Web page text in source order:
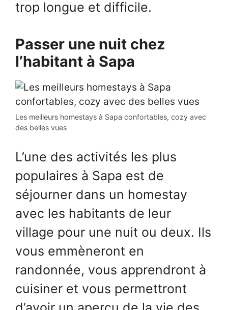
trop longue et difficile.
Passer une nuit chez
l’habitant à Sapa
Les meilleurs homestays à Sapa confortables, cozy avec
des belles vues
L’une des activités les plus
populaires à Sapa est de
séjourner dans un homestay
avec les habitants de leur
village pour une nuit ou deux. Ils
vous emmèneront en
randonnée, vous apprendront à
cuisiner et vous permettront